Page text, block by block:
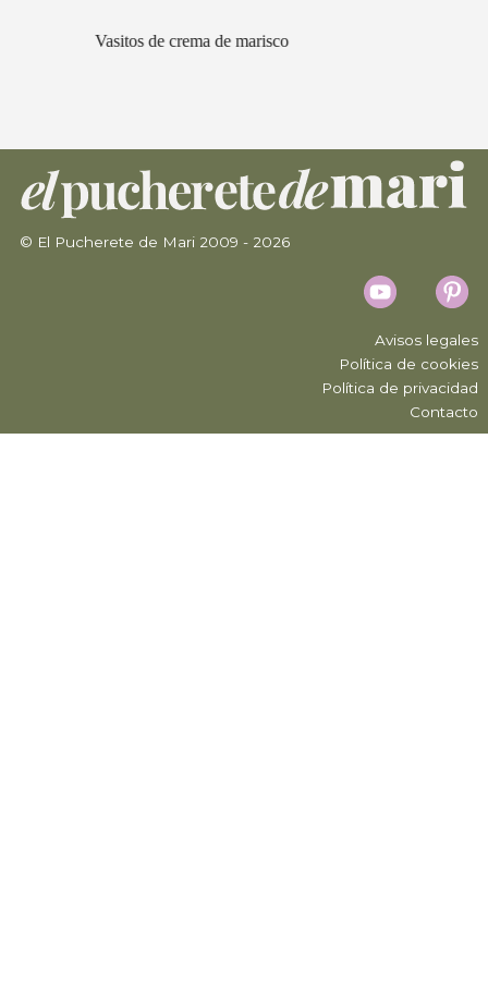
Vasitos de crema de marisco
© El Pucherete de Mari 2009 - 2026
Avisos legales
Política de cookies
Política de privacidad
Contacto